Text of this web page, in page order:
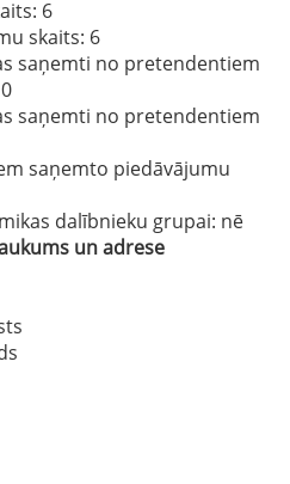
6
skaits: 6
saņemti no pretendentiem
saņemti no pretendentiem
saņemto piedāvājumu
dalībnieku grupai: nē
un adrese